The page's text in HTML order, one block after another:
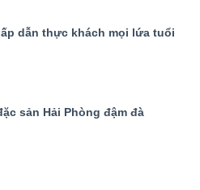
dẫn thực khách mọi lứa tuổi
sản Hải Phòng đậm đà